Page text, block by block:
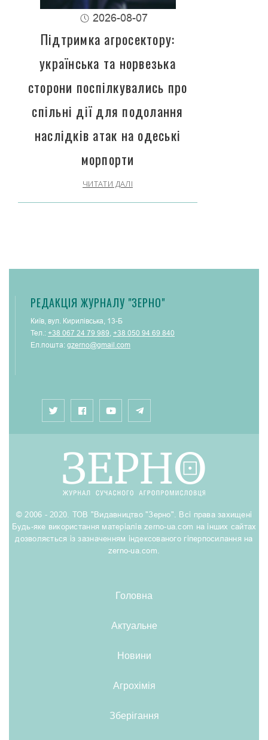
2026-08-07
Підтримка агросектору:
українська та норвезька
сторони поспілкувались про
спільні дії для подолання
наслідків атак на одеські
морпорти
ЧИТАТИ ДАЛІ
РЕДАКЦІЯ ЖУРНАЛУ "ЗЕРНО"
Київ, вул. Кирилівська, 13-Б
Тел.: +38 067 24 79 989, +38 050 94 69 840
Ел.пошта: gzerno@gmail.com
© 2006 - 2020. ТОВ "Видавництво "Зерно". Всі права захищені
Будь-яке використання матеріалів zerno-ua.com на інших сайтах
дозволяється із зазначенням індексованого гіперпосилання на
zerno-ua.com.
Головна
Актуальне
Новини
Агрохімія
Зберігання